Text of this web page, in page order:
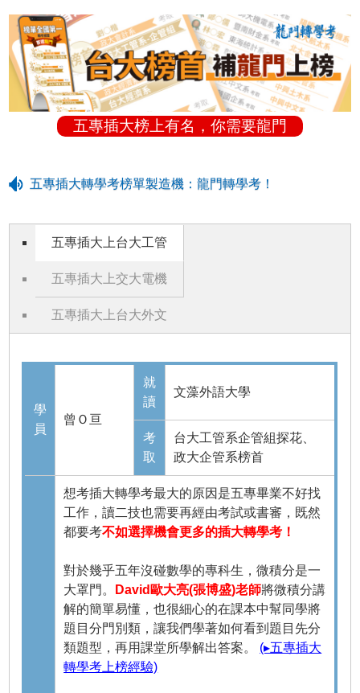
五專插大榜上有名，你需要龍門
五專插大轉學考榜單製造機：龍門轉學考！
五專插大上台大工管
五專插大上交大電機
五專插大上台大外文
學
員
曾Ｏ亘
就
讀
文藻外語大學
考
取
台大工管系企管組探花、
政大企管系榜首
想考插大轉學考最大的原因是五專畢業不好找
工作，讀二技也需要再經由考試或書審，既然
都要考不如選擇機會更多的插大轉學考！
對於幾乎五年沒碰數學的專科生，微積分是一
大罩門。
David歐大亮(張博盛)老師將微積分講
解的簡單易懂，也很細心的在課本中幫同學將
題目分門別類，讓我們學著如何看到題目先分
類題型，再用課堂所學解出答案。 (▸五專插大
轉學考上榜經驗)